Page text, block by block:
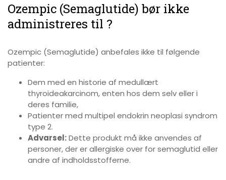
Ozempic (Semaglutide) bør ikke
administreres til ?
Ozempic (Semaglutide) anbefales ikke til følgende
patienter:
Dem med en historie af medullært
thyroideakarcinom, enten hos dem selv eller i
deres familie,
Patienter med multipel endokrin neoplasi syndrom
type 2.
Advarsel:Dette produkt må ikke anvendes af
personer, der er allergiske over for semaglutid eller
andre af indholdsstofferne.